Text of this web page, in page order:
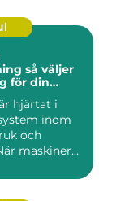
för din
hjärtat i
inom
och
maskiner